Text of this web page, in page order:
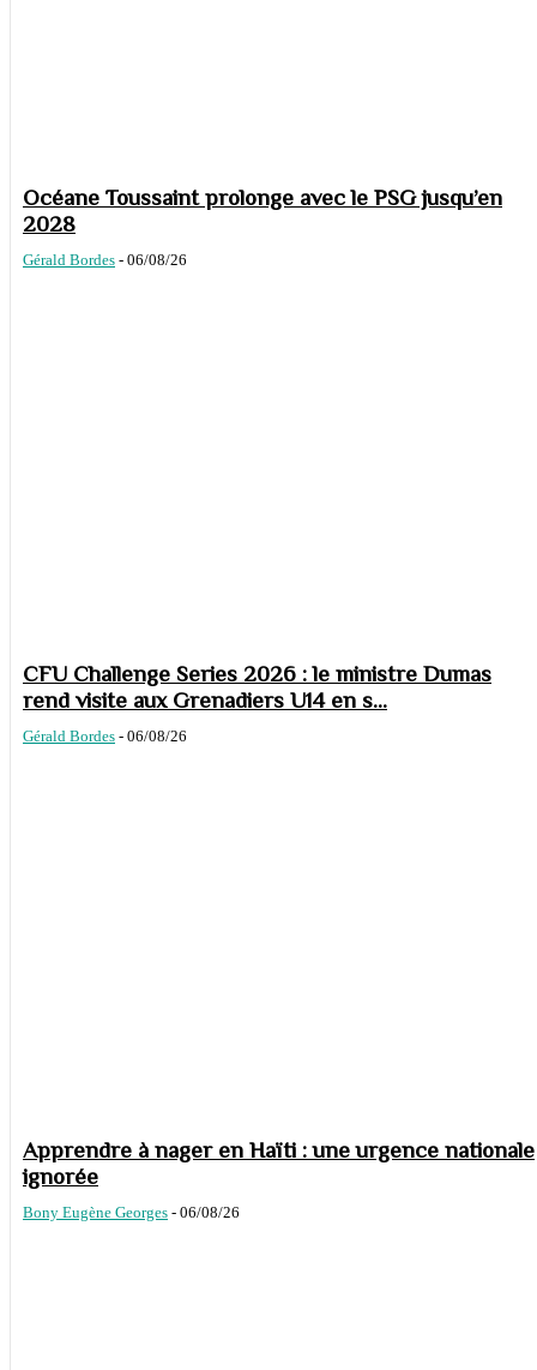
Océane Toussaint prolonge avec le PSG jusqu’en
2028
Gérald Bordes - 06/08/26
CFU Challenge Series 2026 : le ministre Dumas
rend visite aux Grenadiers U14 en s...
Gérald Bordes - 06/08/26
Apprendre à nager en Haïti : une urgence nationale
ignorée
Bony Eugène Georges - 06/08/26